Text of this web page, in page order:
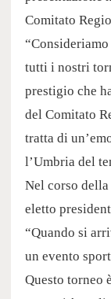
Comitato
tutti i nostri
prestigio che
del Comitato
tratta di
l’Umbria del
Nel corso
eletto
“Quando si
un evento
Questo torneo